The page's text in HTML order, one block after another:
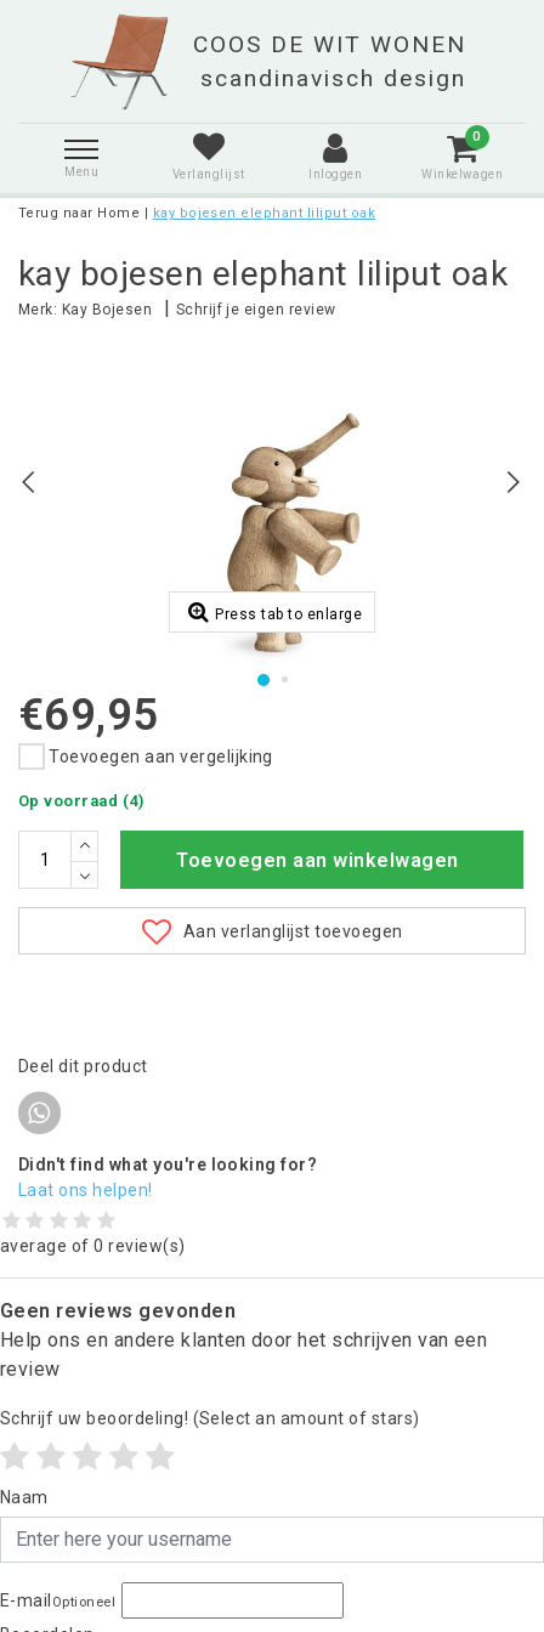
Menu Verlanglijst Inloggen
0
Winkelwagen
Terug naar Home | kay bojesen elephant liliput oak
kay bojesen elephant liliput oak
Merk: Kay Bojesen | Schrijf je eigen review
Press tab to enlarge
€69,95
Toevoegen aan vergelijking
Op voorraad (4)
Toevoegen aan winkelwagen
Aan verlanglijst toevoegen
Deel dit product
Didn't find what you're looking for?
Laat ons helpen!
average of 0 review(s)
Geen reviews gevonden
Help ons en andere klanten door het schrijven van een
review
Schrijf uw beoordeling! (Select an amount of stars)
Naam
E-mail Optioneel